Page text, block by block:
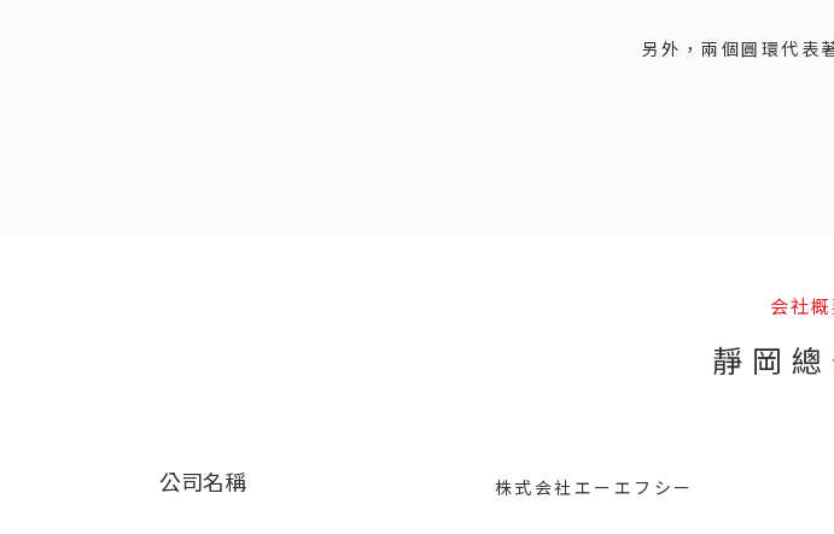
另外，兩個圓環代表
会社
靜岡總
公司名稱 株式会社エーエフシー